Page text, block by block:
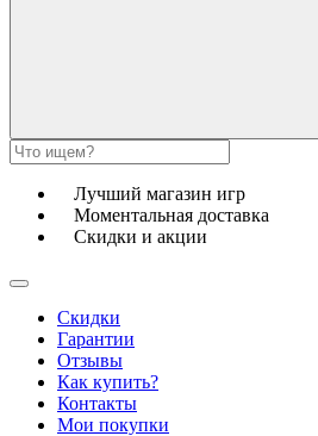
Лучший магазин игр
Моментальная доставка
Скидки и акции
Скидки
Гарантии
Отзывы
Как купить?
Контакты
Мои покупки